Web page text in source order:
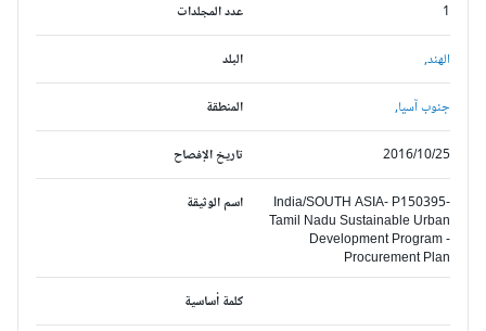
عدد المجلدات
البلد الهند,
المنطقة جنوب آسيا,
تاريخ الإفصاح 2016/10/25
اسم الوثيقة
India/SOUTH ASIA- P150395-
Tamil Nadu Sustainable Urban
Development Program -
Procurement Plan
كلمة أساسية